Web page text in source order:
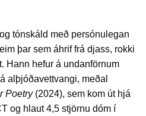
tónskáld með persónulegan
þar sem áhrif frá djass, rokki
Hann hefur á undanförnum
alþjóðavettvangi, meðal
Poetry(2024), sem kom út hjá
og hlaut 4,5 stjörnu dóm í